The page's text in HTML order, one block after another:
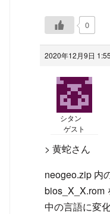
0
2020年12月9日
シタン
ゲスト
> 黄蛇さん
neogeo.zip 内
bios_X_X.rom
中の言語に変